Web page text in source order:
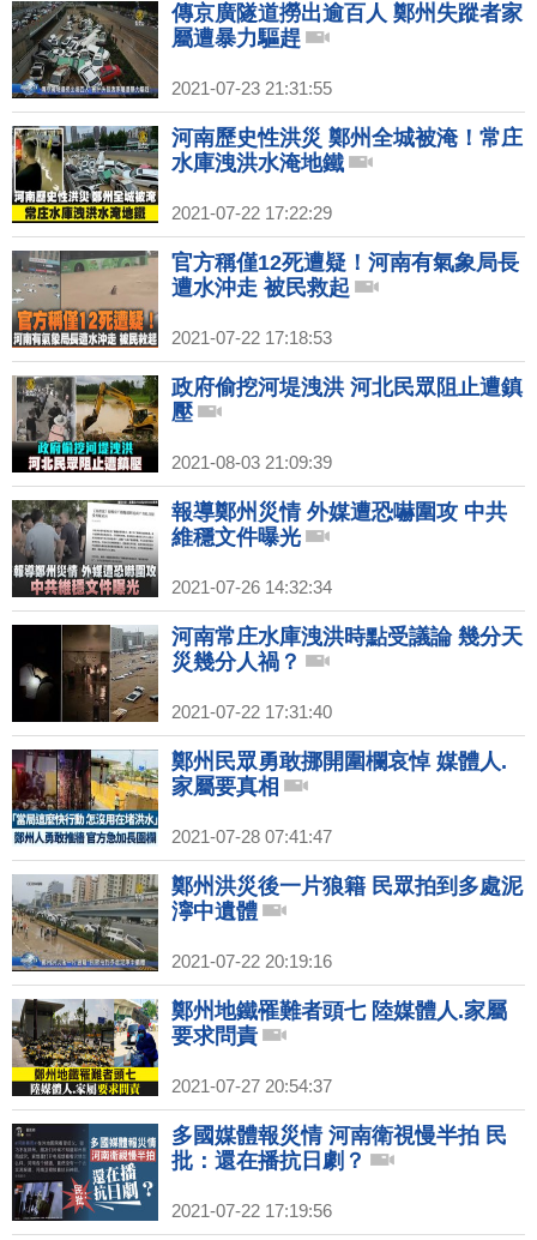
傳京廣隧道撈出逾百人 鄭州失蹤者家
屬遭暴力驅趕
2021-07-23 21:31:55
河南歷史性洪災 鄭州全城被淹！常庄
水庫洩洪水淹地鐵
2021-07-22 17:22:29
官方稱僅12死遭疑！河南有氣象局長
遭水沖走 被民救起
2021-07-22 17:18:53
政府偷挖河堤洩洪 河北民眾阻止遭鎮
壓
2021-08-03 21:09:39
報導鄭州災情 外媒遭恐嚇圍攻 中共
維穩文件曝光
2021-07-26 14:32:34
河南常庄水庫洩洪時點受議論 幾分天
災幾分人禍？
2021-07-22 17:31:40
鄭州民眾勇敢挪開圍欄哀悼 媒體人.
家屬要真相
2021-07-28 07:41:47
鄭州洪災後一片狼籍 民眾拍到多處泥
濘中遺體
2021-07-22 20:19:16
鄭州地鐵罹難者頭七 陸媒體人.家屬
要求問責
2021-07-27 20:54:37
多國媒體報災情 河南衛視慢半拍 民
批：還在播抗日劇？
2021-07-22 17:19:56